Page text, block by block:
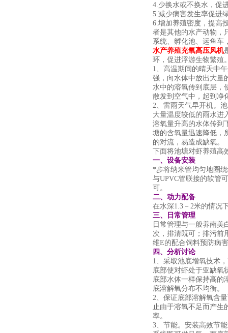
4.少换水或不换水，促
5.减少病害发生率促进
6.增加养殖密度，提高
者是其他的水产动物，
系统、孵化池、运鱼车
水产养殖充氧高压风机
环，促进浮游生物繁殖
1、高温期间的晴天中
强，向水体中放出大量
水中的溶氧传到底层，
散发到空气中，起到净
2、雷雨天气早开机。
大量温度较低的雨水进
溶氧量升高的水体传到
塘的含氧量迅速降低，
的对流，易造成缺氧。
下面将池塘对虾养殖高
一、设备安装
*步将纳米管均匀地圈
与UPVC管联接的软管
可。
二、动力配备
在水深1.3－2米的情况
三、日常管理
日常管理与一般养南
次，排清既可；排污前
维E的配合饲料预防病
四、分析讨论
1、采取池底增氧技术
底部使对虾处于亚缺氧
底部水体一样保持高的
底溶解氧分布不均衡。
2、保证底部溶解氧含
止由于溶氧不足而产生
率。
3、节能。安装高效节